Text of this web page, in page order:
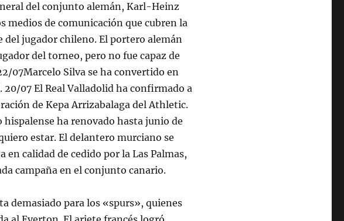
del conjunto alemán, Karl-Heinz
medios de comunicación que cubren la
del jugador chileno. El portero alemán
del torneo, pero no fue capaz de
07Marcelo Silva se ha convertido en
07 El Real Valladolid ha confirmado a
de Kepa Arrizabalaga del Athletic.
ha renovado hasta junio de
estar. El delantero murciano se
calidad de cedido por la Las Palmas,
campaña en el conjunto canario.
demasiado para los «spurs», quienes